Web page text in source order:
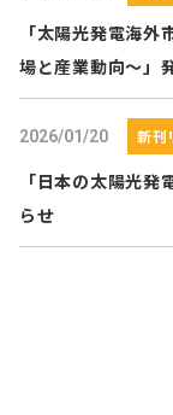
「太陽光発電海
場と産業動向～」
2026/01/20 新刊
「日本の太陽光
らせ